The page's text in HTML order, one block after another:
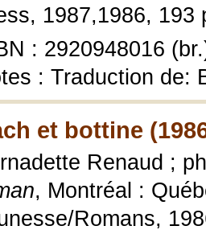
1987,1986, 193
: 2920948016
: Traduction de:
et bottine
Renaud ;
, Montréal :
Romans,